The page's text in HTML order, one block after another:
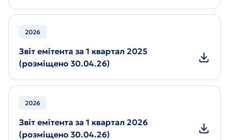
2026
Звіт емітента за 1 квартал 2025
(розміщено 30.04.26)
2026
Звіт емітента за 1 квартал 2026
(розміщено 30.04.26)